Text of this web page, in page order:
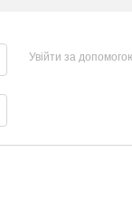
Увійти за